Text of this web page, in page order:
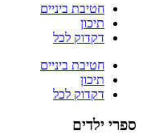
חטיבת ביניים
תיכון
דקדוק לכל
חטיבת ביניים
תיכון
דקדוק לכל
ספרי ילדים